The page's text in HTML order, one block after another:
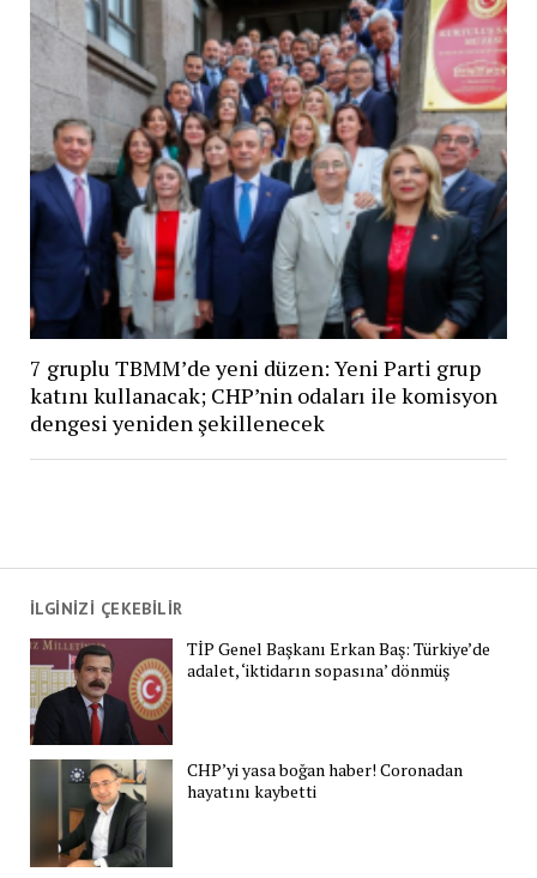
İLGİNİZİ ÇEKEBİLİR
TİP Genel Başkanı Erkan Baş: Türkiye’de
adalet, ‘iktidarın sopasına’ dönmüş
CHP’yi yasa boğan haber! Coronadan
hayatını kaybetti
7 gruplu TBMM’de yeni düzen: Yeni Parti grup
katını kullanacak; CHP’nin odaları ile komisyon
dengesi yeniden şekillenecek